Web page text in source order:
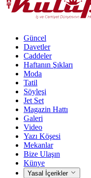
Güncel
Davetler
Caddeler
Haftanın Şıkları
Moda
Tatil
Söyleşi
Jet Set
Magazin Hattı
Galeri
Video
Yazı Köşesi
Mekanlar
Bize Ulaşın
Künye
Yasal İçerikler